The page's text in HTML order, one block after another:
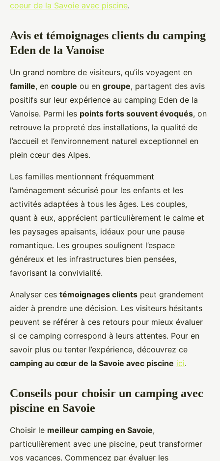
coeur de la Savoie avec piscine.
Avis et témoignages clients du camping
Eden de la Vanoise
Un grand nombre de visiteurs, qu’ils voyagent en
famille, en couple ou en groupe, partagent des avis
positifs sur leur expérience au camping Eden de la
Vanoise. Parmi les points forts souvent évoqués, on
retrouve la propreté des installations, la qualité de
l’accueil et l’environnement naturel exceptionnel en
plein cœur des Alpes.
Les familles mentionnent fréquemment
l’aménagement sécurisé pour les enfants et les
activités adaptées à tous les âges. Les couples,
quant à eux, apprécient particulièrement le calme et
les paysages apaisants, idéaux pour une pause
romantique. Les groupes soulignent l’espace
généreux et les infrastructures bien pensées,
favorisant la convivialité.
Analyser ces témoignages clients peut grandement
aider à prendre une décision. Les visiteurs hésitants
peuvent se référer à ces retours pour mieux évaluer
si ce camping correspond à leurs attentes. Pour en
savoir plus ou tenter l’expérience, découvrez ce
camping au cœur de la Savoie avec piscine ici.
Conseils pour choisir un camping avec
piscine en Savoie
Choisir le meilleur camping en Savoie,
particulièrement avec une piscine, peut transformer
vos vacances. Commencez par évaluer les